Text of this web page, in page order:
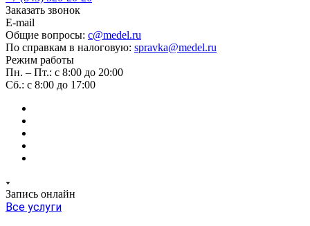
Заказать звонок
E-mail
Общие вопросы: c@medel.ru
По справкам в налоговую: spravka@medel.ru
Режим работы
Пн. – Пт.: с 8:00 до 20:00
Сб.: с 8:00 до 17:00
Запись онлайн
Все услуги